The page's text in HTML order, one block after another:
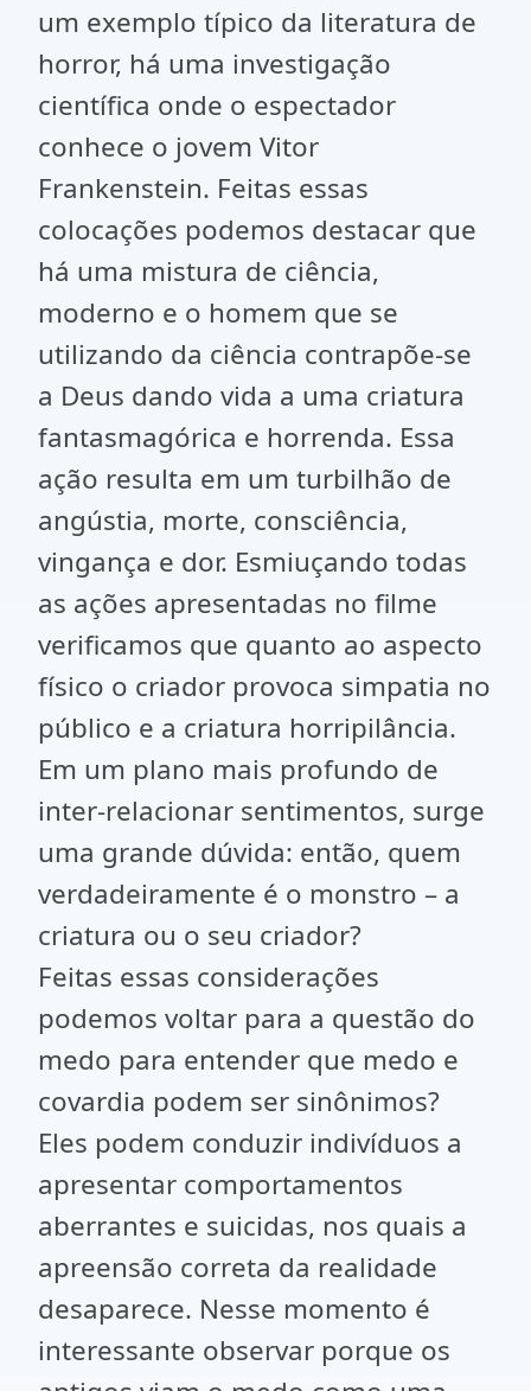
um exemplo típico da literatura de
horror, há uma investigação
científica onde o espectador
conhece o jovem Vitor
Frankenstein. Feitas essas
colocações podemos destacar que
há uma mistura de ciência,
moderno e o homem que se
utilizando da ciência contrapõe-se
a Deus dando vida a uma criatura
fantasmagórica e horrenda. Essa
ação resulta em um turbilhão de
angústia, morte, consciência,
vingança e dor. Esmiuçando todas
as ações apresentadas no filme
verificamos que quanto ao aspecto
físico o criador provoca simpatia no
público e a criatura horripilância.
Em um plano mais profundo de
inter-relacionar sentimentos, surge
uma grande dúvida: então, quem
verdadeiramente é o monstro – a
criatura ou o seu criador?
Feitas essas considerações
podemos voltar para a questão do
medo para entender que medo e
covardia podem ser sinônimos?
Eles podem conduzir indivíduos a
apresentar comportamentos
aberrantes e suicidas, nos quais a
apreensão correta da realidade
desaparece. Nesse momento é
interessante observar porque os